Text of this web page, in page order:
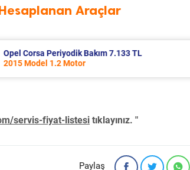
Araçlar
Seat Leon Periyodik Bakım 7.335 TL
2016 Model 1.2 Tsi Motor
servis-fiyat-listesi tıklayınız. "
Paylaş